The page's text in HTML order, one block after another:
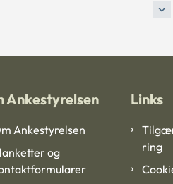
Ankestyrelsen
Ankestyrelsen
og
Links
ring